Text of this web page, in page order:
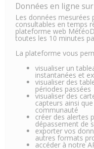
Données en ligne
Les données mesurées
consultables en temps
plateforme web
toutes les 10 minutes
La plateforme vous
visualiser un
instantanées et
visualiser des
périodes passées
visualiser des
capteurs ainsi
communauté
créer des alertes
dépassement de
exporter vos
autres formats
accéder à notre